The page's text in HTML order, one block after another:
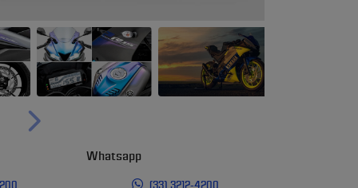
Próximo
Whatsapp
(33) 3212-4200